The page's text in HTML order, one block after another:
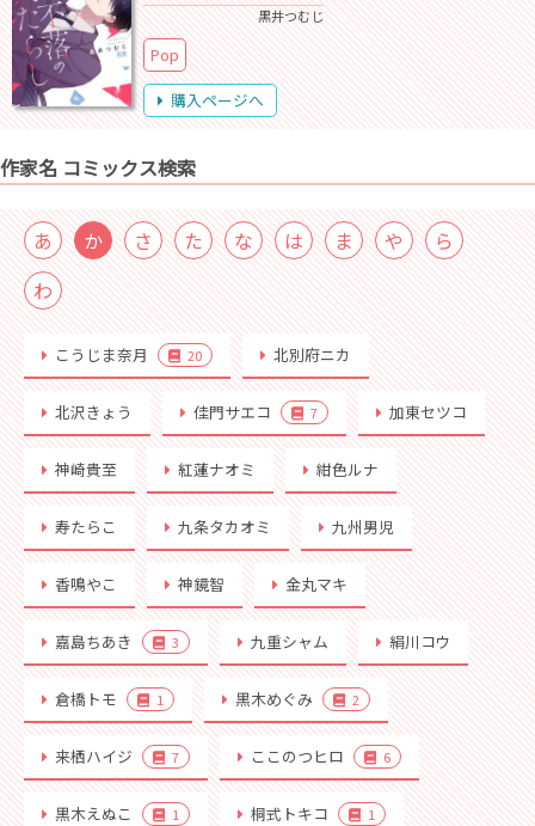
黒井つむじ
Pop
購入ページへ
作家名 コミックス検索
あ か さ た な は ま や
ら
わ
こうじま奈月 20 北別府ニカ
北沢きょう 佳門サエコ 7 加東セツコ
神崎貴至 紅蓮ナオミ 紺色ルナ
寿たらこ 九条タカオミ 九州男児
香鳴やこ 神鏡智 金丸マキ
嘉島ちあき 3 九重シャム 絹川コウ
倉橋トモ 1 黒木めぐみ 2
来栖ハイジ 7 ここのつヒロ 6
黒木えぬこ 1 桐式トキコ 1